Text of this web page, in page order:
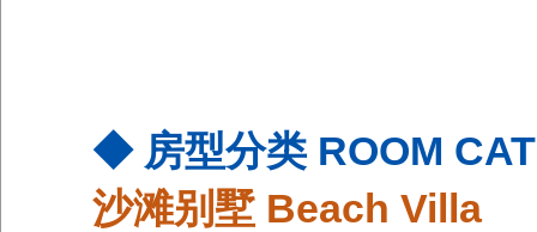
◆ 房型分类 ROOM
沙滩别墅 Beach Villa